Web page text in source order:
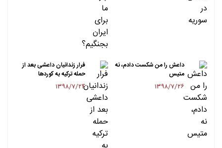
داعش را من شکست دادم، نه
متیس
۱۳۹۸/۷/۲۶
فرار زندانیان داعشی بعد از
حمله ترکیه به کوردها
۱۳۹۸/۷/۲۴